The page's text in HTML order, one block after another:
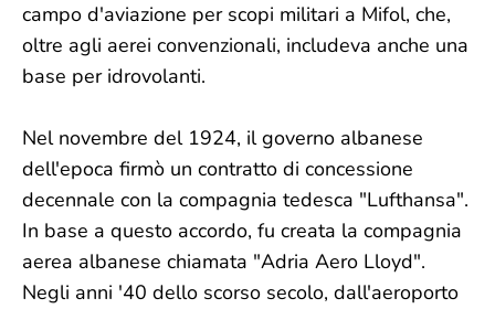
campo d'aviazione per scopi militari a Mifol, che,
oltre agli aerei convenzionali, includeva anche una
base per idrovolanti.
Nel novembre del 1924, il governo albanese
dell'epoca firmò un contratto di concessione
decennale con la compagnia tedesca "Lufthansa".
In base a questo accordo, fu creata la compagnia
aerea albanese chiamata "Adria Aero Lloyd".
Negli anni '40 dello scorso secolo, dall'aeroporto